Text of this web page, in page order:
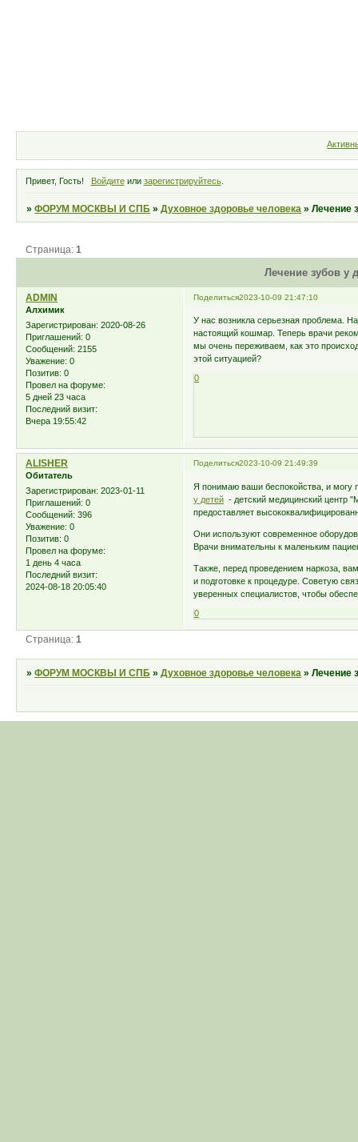
Привет, Гость! Войдитеили зарегистрируйтесь.
»ФОРУМ МОСКВЫ И СПБ »Духовное здоровье человека »Лечение
Лечение зубов у
Страница:1
Поделиться2023-10-09 21:47:10
ADMIN
Алхимик
Зарегистрирован: 2020-08-26
Приглашений: 0
Сообщений: 2155
Уважение: 0
Позитив: 0
Провел на форуме:
5 дней 23 часа
Последний визит:
Вчера 19:55:42
У нас возникла серьезная проблема.
настоящий кошмар. Теперь врачи
мы очень переживаем, как это
этой ситуацией?
0
Поделиться2023-10-09 21:49:39
ALISHER
Обитатель
Зарегистрирован: 2023-01-11
Приглашений: 0
Сообщений: 396
Уважение: 0
Позитив: 0
Провел на форуме:
1 день 4 часа
Последний визит:
2024-08-18 20:05:40
Я понимаю ваши беспокойства, и могу
у детей - детский медицинский центр
предоставляет
Они используют современное
Врачи внимательны к маленьким
Также, перед проведением наркоза,
и подготовке к процедуре. Советую
уверенных специалистов, чтобы
0
Страница:1
»ФОРУМ МОСКВЫ И СПБ »Духовное здоровье человека »Лечение